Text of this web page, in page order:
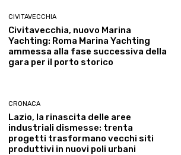
CIVITAVECCHIA
Civitavecchia, nuovo Marina
Yachting: Roma Marina Yachting
ammessa alla fase successiva della
gara per il porto storico
CRONACA
Lazio, la rinascita delle aree
industriali dismesse: trenta
progetti trasformano vecchi siti
produttivi in nuovi poli urbani